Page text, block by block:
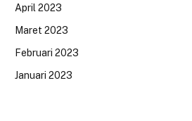
April 2023
Maret 2023
Februari 2023
Januari 2023